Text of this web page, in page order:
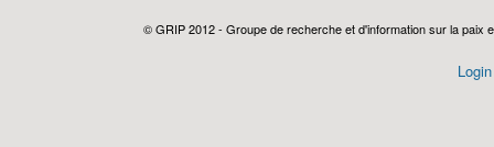
© GRIP 2012 - Groupe de recherche et d'information sur la paix
Login